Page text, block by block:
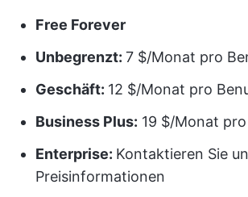
Free Forever
Unbegrenzt: 7 $/Monat pro
Geschäft: 12 $/Monat pro
Business Plus: 19 $/Monat
Enterprise: Kontaktieren Sie
Preisinformationen